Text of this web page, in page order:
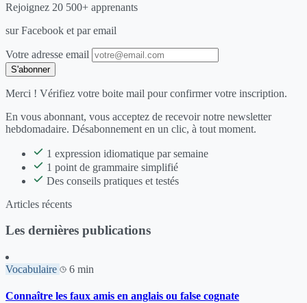
Rejoignez 20 500+ apprenants
sur Facebook et par email
Votre adresse email
S'abonner
Merci ! Vérifiez votre boite mail pour confirmer votre inscription.
En vous abonnant, vous acceptez de recevoir notre newsletter
hebdomadaire. Désabonnement en un clic, à tout moment.
1 expression idiomatique par semaine
1 point de grammaire simplifié
Des conseils pratiques et testés
Articles récents
Les dernières publications
Vocabulaire 6 min
Connaître les faux amis en anglais ou false cognate